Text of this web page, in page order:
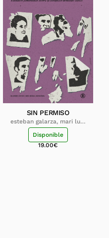
SIN PERMISO
esteban galarza, mari luz;
dañobeitia ceballos, olatz;
luxan serrano, marta
Disponible
19.00€